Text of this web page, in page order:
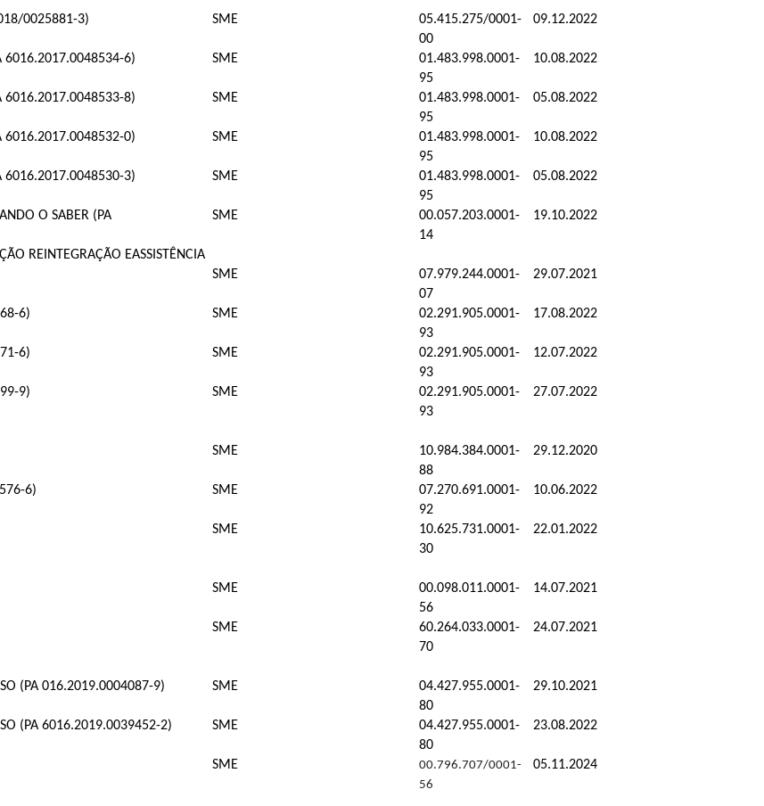
0025881-3) SME
05.415.275/0001-
00
09.12.2022
6016.2017.0048534-6) SME
01.483.998.0001-
95
10.08.2022
6016.2017.0048533-8) SME
01.483.998.0001-
95
05.08.2022
6016.2017.0048532-0) SME
01.483.998.0001-
95
10.08.2022
6016.2017.0048530-3) SME
01.483.998.0001-
95
05.08.2022
O SABER (PA
SME
00.057.203.0001-
14
19.10.2022
REINTEGRAÇÃO EASSISTÊNCIA
SME
07.979.244.0001-
07
29.07.2021
6) SME
02.291.905.0001-
93
17.08.2022
6) SME
02.291.905.0001-
93
12.07.2022
9) SME
02.291.905.0001-
93
27.07.2022
SME
10.984.384.0001-
88
29.12.2020
6) SME
07.270.691.0001-
92
10.06.2022
SME
10.625.731.0001-
30
22.01.2022
SME
00.098.011.0001-
56
14.07.2021
SME
60.264.033.0001-
70
24.07.2021
(PA 016.2019.0004087-9) SME
04.427.955.0001-
80
29.10.2021
(PA 6016.2019.0039452-2) SME
04.427.955.0001-
80
23.08.2022
SME
00.796.707/0001-
56
05.11.2024